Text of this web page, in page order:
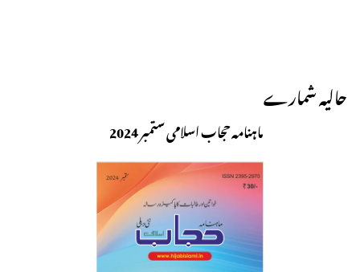
حالیہ شمارے
ماہنامہ حجاب اسلامی ستمبر 2024